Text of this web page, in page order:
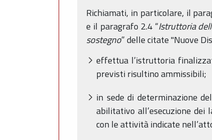
Richiamati, in particolare, il
e il paragrafo 2.4 “Istruttoria
sostegno” delle citate "Nuove
effettua l’istruttoria
previsti risultino ammissibili;
in sede di determinazione
abilitativo all’esecuzione
con le attività indicate